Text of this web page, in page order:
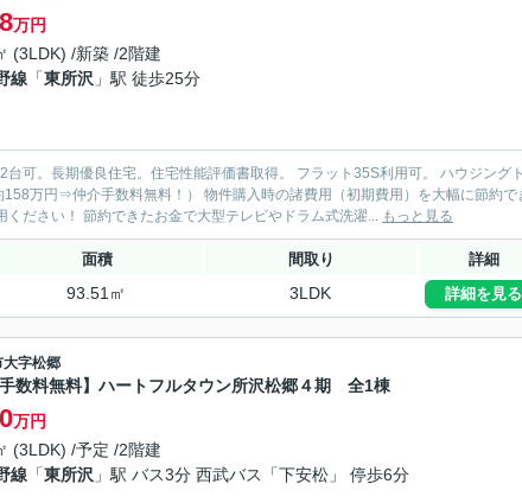
万円
(3LDK) /新築 /2階建
線 「東所沢 」駅 徒歩25分
宅。住宅性能評価書取得。 フラット35S利用可。 ハウジングトラストで購入すれば、
費用（初期費用）を大幅に節約できます。家計に優しい
『仲介手数料最大無料サービス』をぜひご利用ください！ 節約できたお金で大型テレビやドラム式洗濯... もっと見る
面積 間取り 詳細
93.51㎡ 3LDK 詳細を見る
大字松郷
手数料無料】ハートフルタウン所沢松郷４期 全1棟
万円
(3LDK) /予定 /2階建
線 「東所沢 」駅 バス3分 西武バス「下安松」 停歩6分